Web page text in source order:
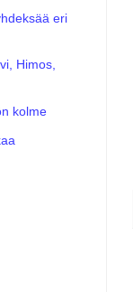
eri
Himos,
kolme